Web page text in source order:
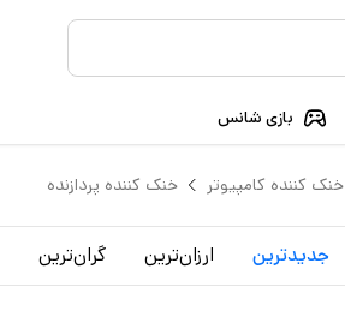
بازی شانس
خنک‌ کننده کامپیوتر خنک کننده پردازنده
جدید‌ترین ارزان‌ترین گران‌ترین